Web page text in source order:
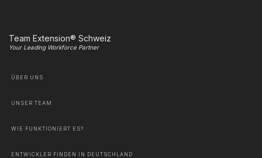
Team Extension® Schweiz
Your Leading Workforce Partner
ÜBER UNS
UNSER TEAM
WIE FUNKTIONIERT ES?
ENTWICKLER FINDEN IN DEUTSCHLAND